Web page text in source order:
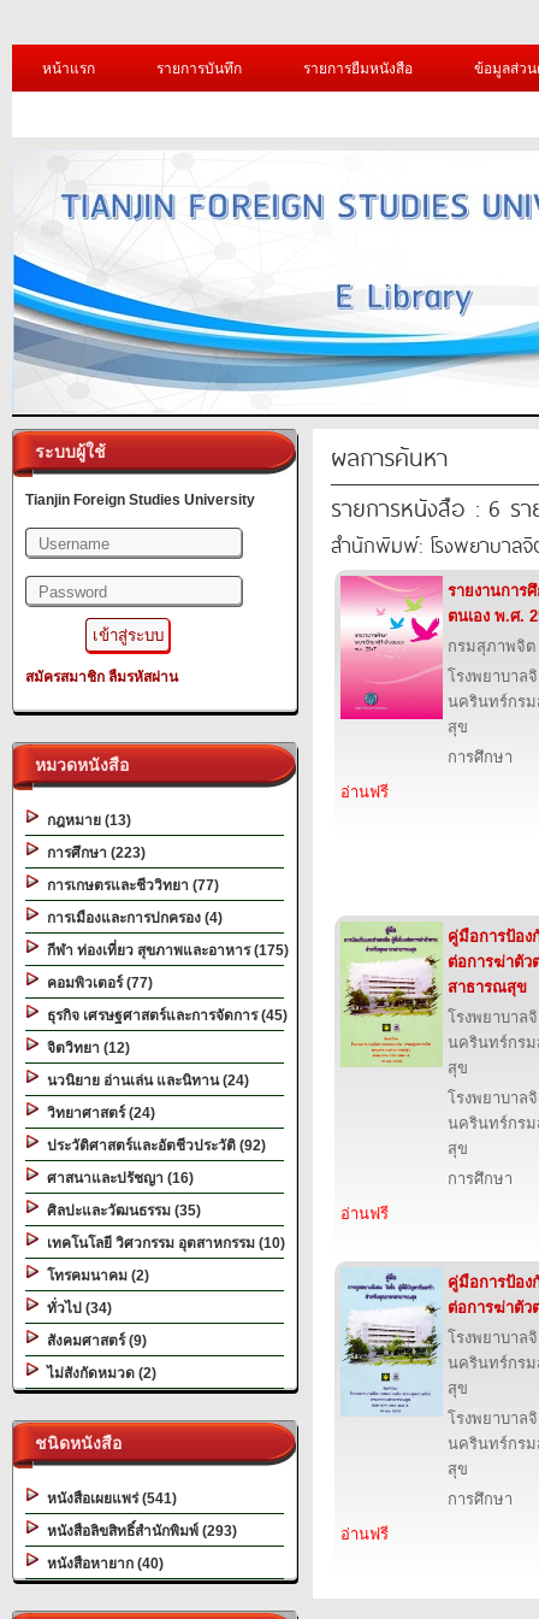
หน้าแรก รายการบันทึก รายการยืมหนังสือ ข้อมูลส่ว
ระบบผู้ใช้
Tianjin Foreign Studies University
สมัครสมาชิก ลืมรหัสผ่าน
หมวดหนังสือ
กฎหมาย (13)
การศึกษา (223)
การเกษตรและชีววิทยา (77)
การเมืองและการปกครอง (4)
กีฬา ท่องเที่ยว สุขภาพและอาหาร (175)
คอมพิวเตอร์ (77)
ธุรกิจ เศรษฐศาสตร์และการจัดการ (45)
จิตวิทยา (12)
นวนิยาย อ่านเล่น และนิทาน (24)
วิทยาศาสตร์ (24)
ประวัติศาสตร์และอัตชีวประวัติ (92)
ศาสนาและปรัชญา (16)
ศิลปะและวัฒนธรรม (35)
เทคโนโลยี วิศวกรรม อุตสาหกรรม (10)
โทรคมนาคม (2)
ทั่วไป (34)
สังคมศาสตร์ (9)
ไม่สังกัดหมวด (2)
ชนิดหนังสือ
หนังสือเผยแพร่ (541)
หนังสือลิขสิทธิ์สำนักพิมพ์ (293)
หนังสือหายาก (40)
ผลการค้นหา
รายการหนังสือ : 6 รา
สำนักพิมพ์: โรงพยาบาลจิ
รายงานการ
ตนเอง พ.ศ.
กรมสุภาพจิต
โรงพยาบาล
นครินทร์กรม
สุข
การศึกษา
อ่านฟรี
คู่มือการป้อง
ต่อการฆ่าตัว
สาธารณสุข
โรงพยาบาล
นครินทร์กรม
สุข
โรงพยาบาล
นครินทร์กรม
สุข
การศึกษา
อ่านฟรี
คู่มือการป้อง
ต่อการฆ่าตัว
โรงพยาบาล
นครินทร์กรม
สุข
โรงพยาบาล
นครินทร์กรม
สุข
การศึกษา
อ่านฟรี